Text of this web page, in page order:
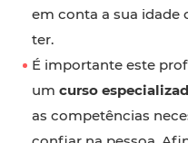
em conta a sua idade
ter.
É importante este
um curso
as competências